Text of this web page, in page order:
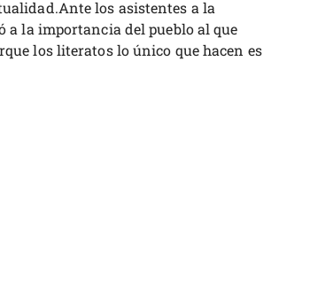
los asistentes a la
a la importancia del pueblo al que
los literatos lo único que hacen es